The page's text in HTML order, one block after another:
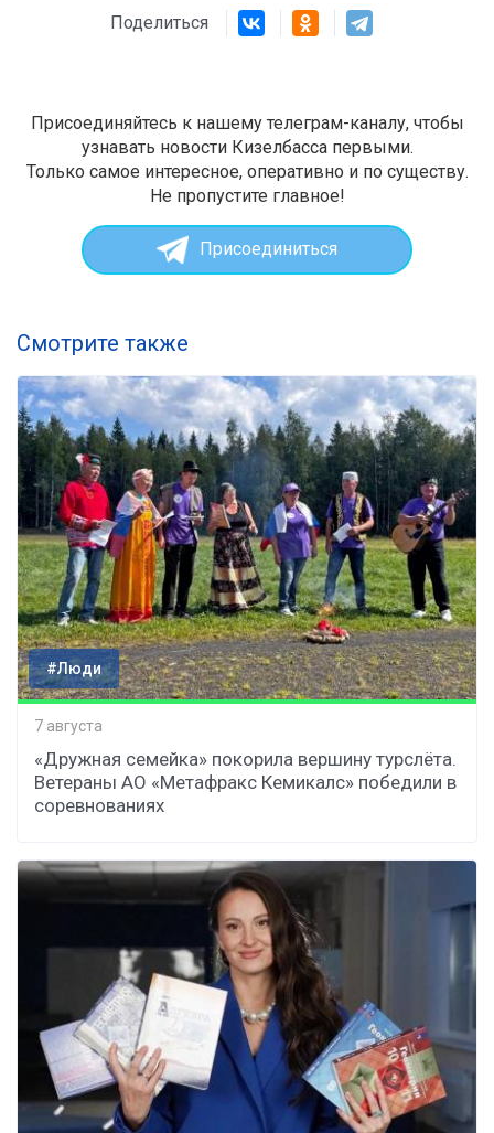
Поделиться
Присоединяйтесь к нашему телеграм-каналу, чтобы
узнавать новости Кизелбасса первыми.
Только самое интересное, оперативно и по существу.
Не пропустите главное!
Присоединиться
Смотрите также
#Люди
7 августа
«Дружная семейка» покорила вершину турслёта.
Ветераны АО «Метафракс Кемикалс» победили в
соревнованиях